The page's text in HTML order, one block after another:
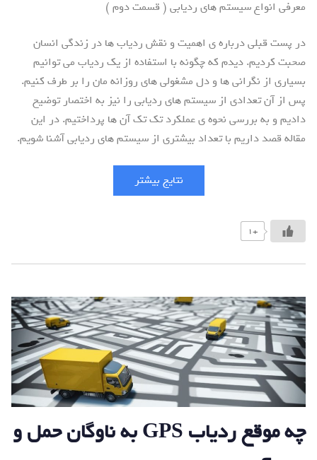
معرفی انواع سیستم های ردیابی ( قسمت دوم )
در پست قبلی درباره ی اهمیت و نقش ردیاب ها در زندگی انسان
صحبت کردیم. دیدم که چگونه با استفاده از یک ردیاب می توانیم
بسیاری از نگرانی ها و دل مشغولی های روزانه مان را بر طرف کنیم.
پس از آن تعدادی از سیستم های ردیابی را نیز به اختصار توضیح
دادیم و به بررسی نحوه ی عملکرد تک تک آن ها پرداختیم. در این
مقاله قصد داریم با تعداد بیشتری از سیستم های ردیابی آشنا شویم.
نتایج بیشتر
+1
چه موقع ردیاب GPS به ناوگان حمل و